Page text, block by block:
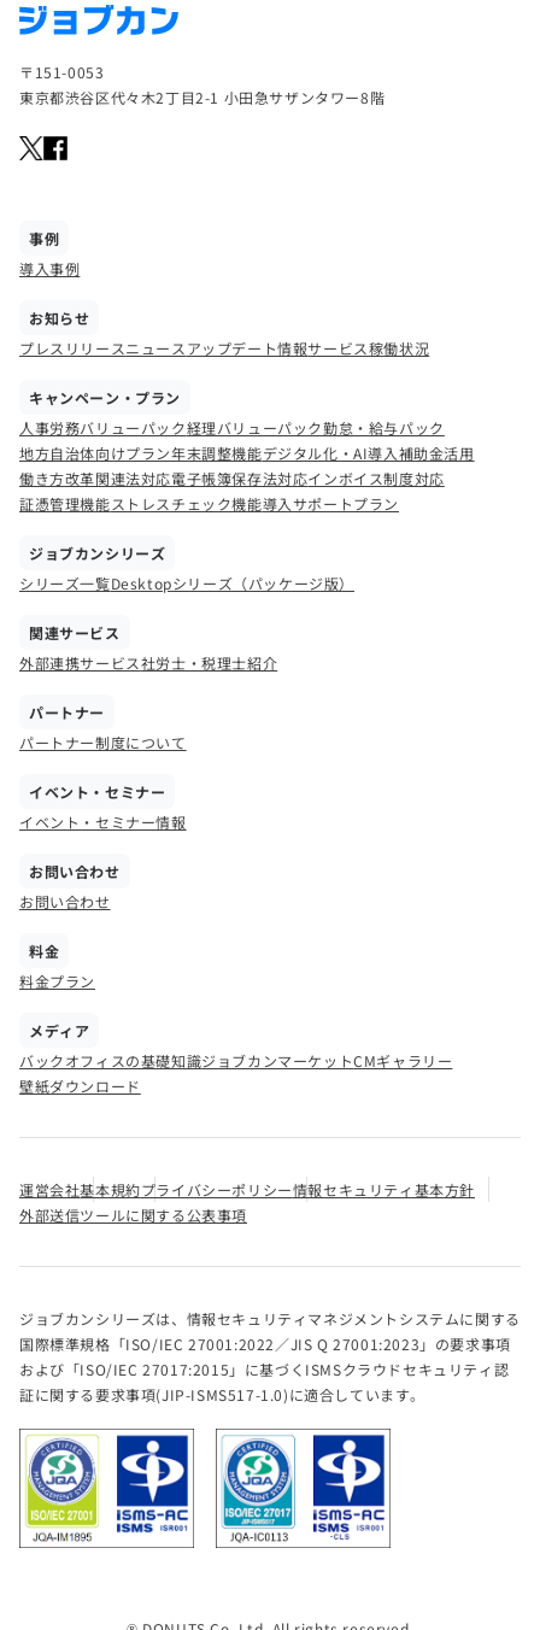
〒151-0053
東京都渋谷区代々木2丁目2-1 小田急サザンタワー8階
事例
導入事例
お知らせ
プレスリリースニュース アップデート情報サービス稼働状況
キャンペーン・プラン
人事労務バリューパック経理バリューパック勤怠・給与パック
地方自治体向けプラン年末調整機能デジタル化・AI導入補助金活用
働き方改革関連法対応電子帳簿保存法対応インボイス制度対応
証憑管理機能ストレスチェック機能導入サポートプラン
ジョブカンシリーズ
シリーズ一覧Desktopシリーズ（パッケージ版）
関連サービス
外部連携サービス社労士・税理士紹介
パートナー
パートナー制度について
イベント・セミナー
イベント・セミナー情報
お問い合わせ
お問い合わせ
料金
料金プラン
メディア
バックオフィスの基礎知識ジョブカンマーケットCMギャラリー
壁紙ダウンロード
運営会社基本規約プライバシーポリシー情報セキュリティ基本方針
外部送信ツールに関する公表事項
ジョブカンシリーズは、情報セキュリティマネジメントシステムに関する
国際標準規格「ISO/IEC 27001:2022／JIS Q 27001:2023」の要求事項
および「ISO/IEC 27017:2015」に基づくISMSクラウドセキュリティ認
証に関する要求事項(JIP-ISMS517-1.0)に適合しています。